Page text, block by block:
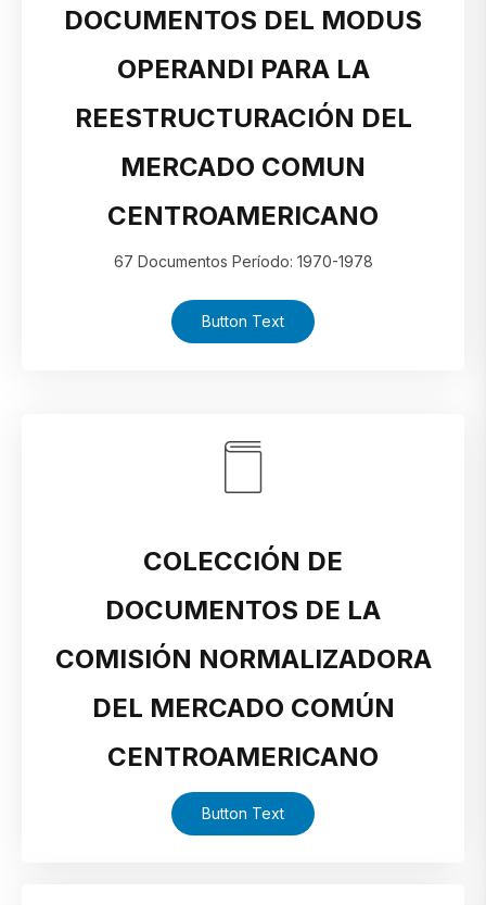
DOCUMENTOS DEL MODUS
OPERANDI PARA LA
REESTRUCTURACIÓN DEL
MERCADO COMUN
CENTROAMERICANO
67 Documentos Período: 1970-1978
Button Text
COLECCIÓN DE
DOCUMENTOS DE LA
COMISIÓN NORMALIZADORA
DEL MERCADO COMÚN
CENTROAMERICANO
Button Text